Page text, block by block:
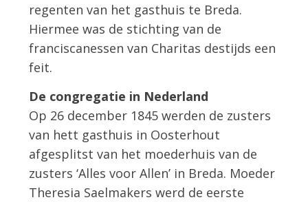
regenten van het gasthuis te Breda.
Hiermee was de stichting van de
franciscanessen van Charitas destijds een
feit.
De congregatie in Nederland
Op 26 december 1845 werden de zusters
van hett gasthuis in Oosterhout
afgesplitst van het moederhuis van de
zusters ‘Alles voor Allen’ in Breda. Moeder
Theresia Saelmakers werd de eerste